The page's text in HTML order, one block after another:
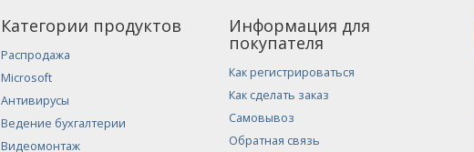
Категории продуктов
Распродажа
Microsoft
Антивирусы
Ведение бухгалтерии
Видеомонтаж
Информация для
покупателя
Как регистрироваться
Как сделать заказ
Самовывоз
Обратная связь